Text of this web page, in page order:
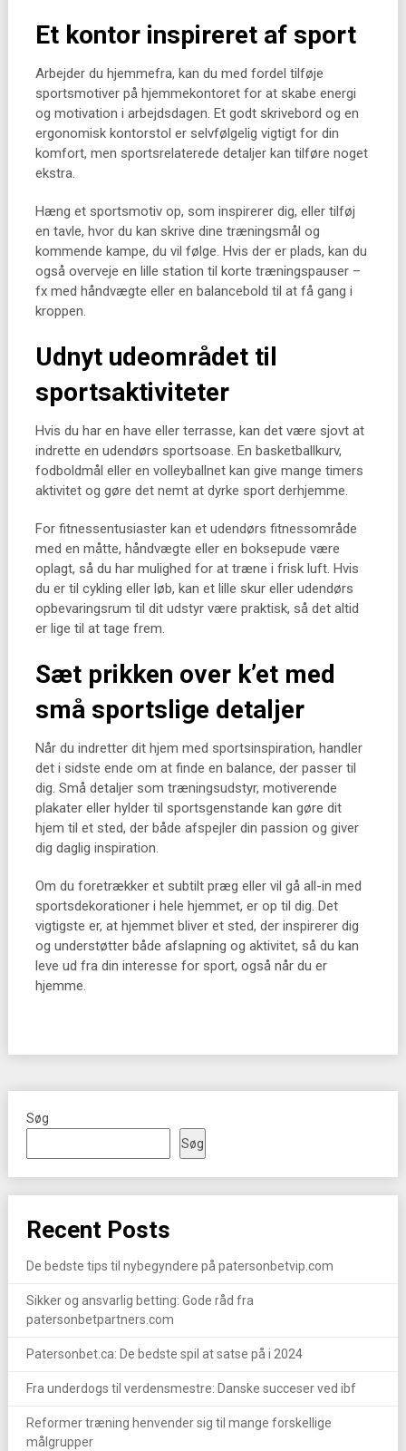
Et kontor inspireret af sport
Arbejder du hjemmefra, kan du med fordel tilføje
sportsmotiver på hjemmekontoret for at skabe energi
og motivation i arbejdsdagen. Et godt skrivebord og en
ergonomisk kontorstol er selvfølgelig vigtigt for din
komfort, men sportsrelaterede detaljer kan tilføre noget
ekstra.
Hæng et sportsmotiv op, som inspirerer dig, eller tilføj
en tavle, hvor du kan skrive dine træningsmål og
kommende kampe, du vil følge. Hvis der er plads, kan du
også overveje en lille station til korte træningspauser –
fx med håndvægte eller en balancebold til at få gang i
kroppen.
Udnyt udeområdet til
sportsaktiviteter
Hvis du har en have eller terrasse, kan det være sjovt at
indrette en udendørs sportsoase. En basketballkurv,
fodboldmål eller en volleyballnet kan give mange timers
aktivitet og gøre det nemt at dyrke sport derhjemme.
For fitnessentusiaster kan et udendørs fitnessområde
med en måtte, håndvægte eller en boksepude være
oplagt, så du har mulighed for at træne i frisk luft. Hvis
du er til cykling eller løb, kan et lille skur eller udendørs
opbevaringsrum til dit udstyr være praktisk, så det altid
er lige til at tage frem.
Sæt prikken over k’et med
små sportslige detaljer
Når du indretter dit hjem med sportsinspiration, handler
det i sidste ende om at finde en balance, der passer til
dig. Små detaljer som træningsudstyr, motiverende
plakater eller hylder til sportsgenstande kan gøre dit
hjem til et sted, der både afspejler din passion og giver
dig daglig inspiration.
Om du foretrækker et subtilt præg eller vil gå all-in med
sportsdekorationer i hele hjemmet, er op til dig. Det
vigtigste er, at hjemmet bliver et sted, der inspirerer dig
og understøtter både afslapning og aktivitet, så du kan
leve ud fra din interesse for sport, også når du er
hjemme.
Søg
Søg
Recent Posts
De bedste tips til nybegyndere på patersonbetvip.com
Sikker og ansvarlig betting: Gode råd fra
patersonbetpartners.com
Patersonbet.ca: De bedste spil at satse på i 2024
Fra underdogs til verdensmestre: Danske succeser ved ibf
Reformer træning henvender sig til mange forskellige
målgrupper